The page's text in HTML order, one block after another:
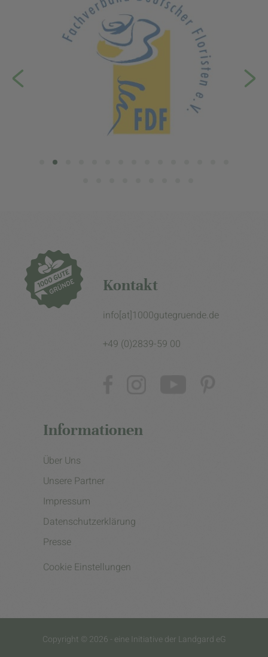
Kontakt
info[at]1000gutegruende.de
+49 (0)2839-59 00
Informationen
Über Uns
Unsere Partner
Impressum
Datenschutzerklärung
Presse
Cookie Einstellungen
Copyright © 2026 - eine Initiative der Landgard eG